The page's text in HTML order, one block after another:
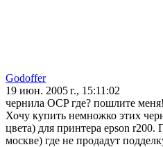
Godoffer
19 июн. 2005 г., 15:11:02
чернила OCP где? пошлите меня!
Хочу купить немножко этих
цвета) для принтера epson r200.
москве) где не продадут